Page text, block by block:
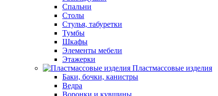
Спальни
Столы
Стулья, табуретки
Тумбы
Шкафы
Элементы мебели
Этажерки
Пластмассовые изделия
Баки, бочки, канистры
Ведра
Воронки и кувшины